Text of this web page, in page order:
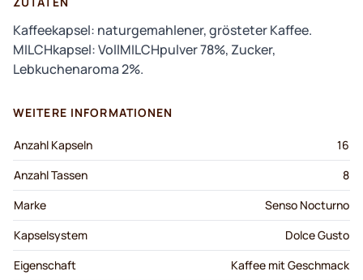
Kaffeekapsel: naturgemahlener, grösteter Kaffee.
MILCHkapsel: VollMILCHpulver 78%, Zucker,
Lebkuchenaroma 2%.
WEITERE INFORMATIONEN
Anzahl Kapseln
16
Anzahl Tassen
8
Marke
Senso Nocturno
Kapselsystem
Dolce Gusto
Eigenschaft
Kaffee mit Geschmack